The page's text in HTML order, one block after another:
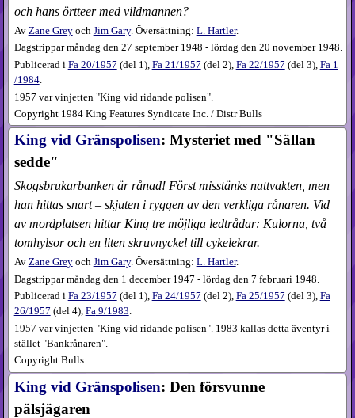
och hans örtteer med vildmannen?
Av Zane Greyoch Jim Gary. Översättning: L. Hartler.
Dagstrippar måndag den 27 september 1948 - lördag den 20 november 1948.
Publicerad i Fa20​/1957 (del 1), Fa21​/1957 (del 2), Fa22​/1957 (del 3), Fa1​
/1984.
1957 var vinjetten "King vid ridande polisen".
Copyright 1984 King Features Syndicate Inc. / Distr Bulls
King vid Gränspolisen: Mysteriet med "Sällan
sedde"
Skogsbrukarbanken är rånad! Först misstänks nattvakten, men
han hittas snart – skjuten i ryggen av den verkliga rånaren. Vid
av mordplatsen hittar King tre möjliga ledtrådar: Kulorna, två
tomhylsor och en liten skruvnyckel till cykelekrar.
Av Zane Greyoch Jim Gary. Översättning: L. Hartler.
Dagstrippar måndag den 1 december 1947 - lördag den 7 februari 1948.
Publicerad i Fa23​/1957 (del 1), Fa24​/1957 (del 2), Fa25​/1957 (del 3), Fa
26​/1957 (del 4), Fa9​/1983.
1957 var vinjetten "King vid ridande polisen". 1983 kallas detta äventyr i
stället "Bankrånaren".
Copyright Bulls
King vid Gränspolisen: Den försvunne
pälsjägaren